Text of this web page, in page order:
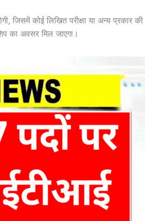
जिसमें कोई लिखित परीक्षा या अन्य प्रकार की
का अवसर मिल जाएगा।